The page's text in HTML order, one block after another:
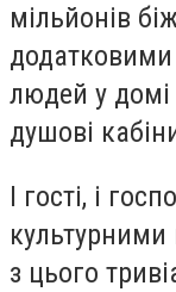
мільйонів
людей у
душові
І гості, і
культурними
з цього